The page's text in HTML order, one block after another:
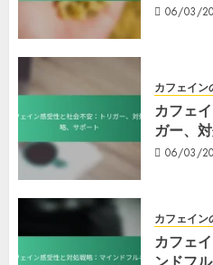
06/03/
カフェイン
カフェ
ガー、
06/03/
カフェイン
カフェ